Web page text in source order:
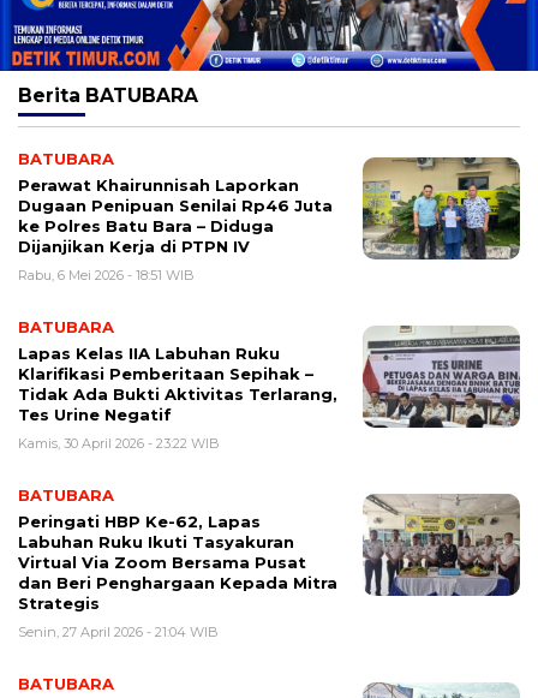
Berita BATUBARA
BATUBARA
Perawat Khairunnisah Laporkan
Dugaan Penipuan Senilai Rp46 Juta
ke Polres Batu Bara – Diduga
Dijanjikan Kerja di PTPN IV
Rabu, 6 Mei 2026 - 18:51 WIB
BATUBARA
Lapas Kelas IIA Labuhan Ruku
Klarifikasi Pemberitaan Sepihak –
Tidak Ada Bukti Aktivitas Terlarang,
Tes Urine Negatif
Kamis, 30 April 2026 - 23:22 WIB
BATUBARA
Peringati HBP Ke-62, Lapas
Labuhan Ruku Ikuti Tasyakuran
Virtual Via Zoom Bersama Pusat
dan Beri Penghargaan Kepada Mitra
Strategis
Senin, 27 April 2026 - 21:04 WIB
BATUBARA